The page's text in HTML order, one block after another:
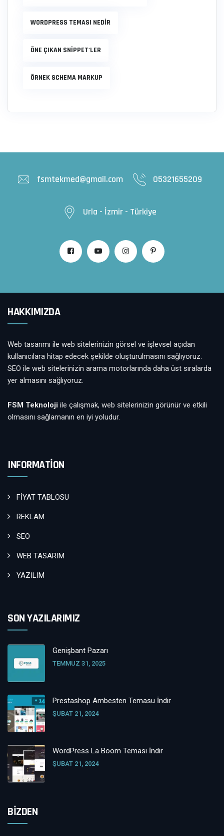
WORDPRESS TEMASI NEDIR
ÖNE ÇIKAN SNIPPET'LER
ÖRNEK SCHEMA MARKUP
fsmtekmed@gmail.com 05321655209
Urla - İzmir - Türkiye
HAKKIMIZDA
Web tasarımı ile web sitelerinizin görsel ve işlevsel açıdan
kullanıcılara hitap edecek şekilde oluşturulmasını sağlıyoruz.
SEO ile web sitelerinizin arama motorlarında daha üst sıralarda
yer almasını sağlıyoruz.
FSM Teknoloji ile çalışmak, web sitelerinizin görünür ve etkili
olmasını sağlamanın en iyi yoludur.
INFORMATION
FİYAT TABLOSU
REKLAM
SEO
WEB TASARIM
YAZILIM
SON YAZILARIMIZ
Genişbant Pazarı
TEMMUZ 31, 2025
Prestashop Ambesten Temasu İndir
ŞUBAT 21, 2024
WordPress La Boom Teması İndir
ŞUBAT 21, 2024
BİZDEN